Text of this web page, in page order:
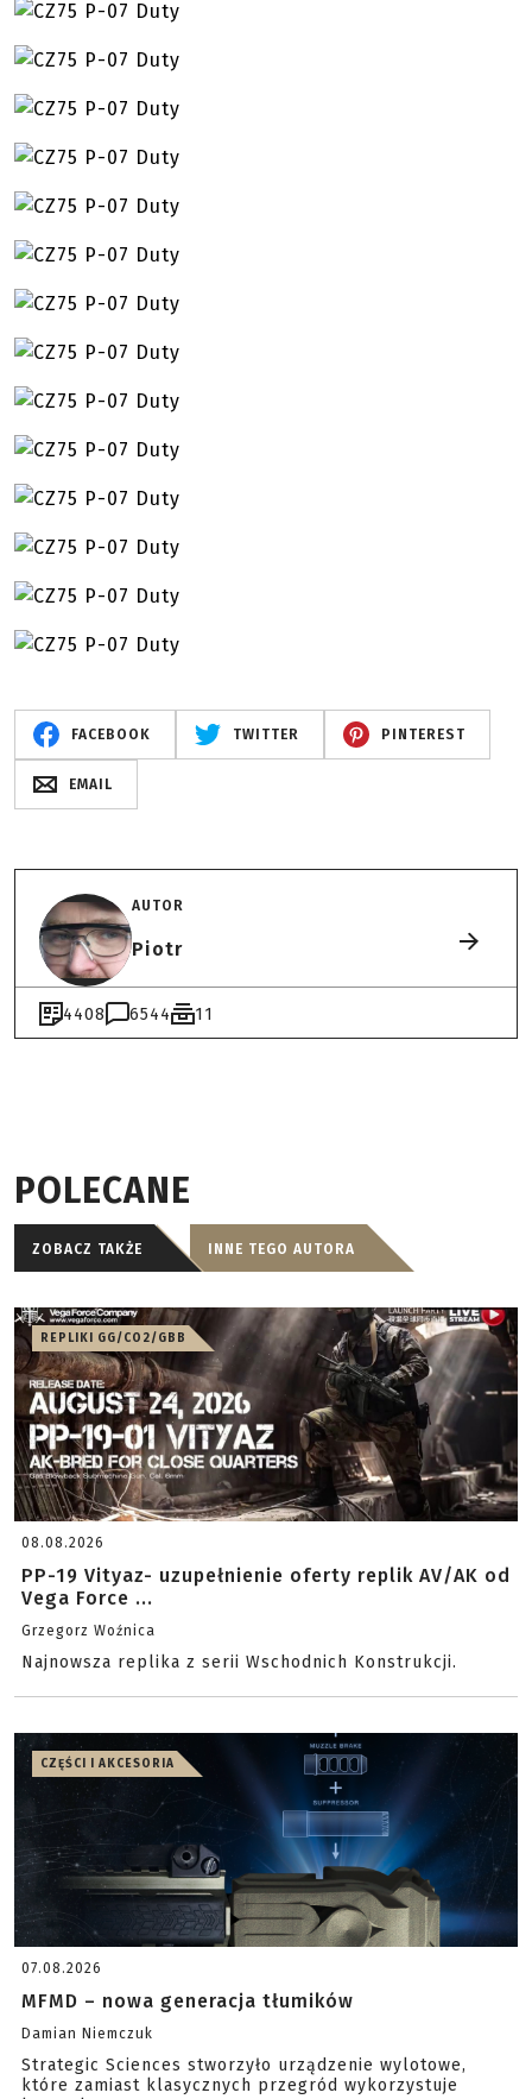
FACEBOOK TWITTER PINTEREST
EMAIL
AUTOR
Piotr
4408 6544 11
POLECANE
ZOBACZ TAKŻE INNE TEGO AUTORA
REPLIKI GG/CO2/GBB
08.08.2026
PP-19 Vityaz- uzupełnienie oferty replik AV/AK od
Vega Force ...
Grzegorz Woźnica
Najnowsza replika z serii Wschodnich Konstrukcji.
CZĘŚCI I AKCESORIA
07.08.2026
MFMD – nowa generacja tłumików
Damian Niemczuk
Strategic Sciences stworzyło urządzenie wylotowe,
które zamiast klasycznych przegród wykorzystuje